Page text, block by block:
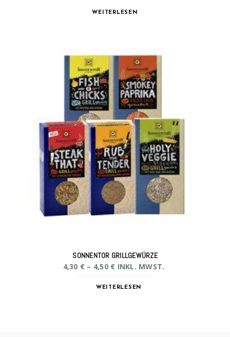
WEITERLESEN
SONNENTOR GRILLGEWÜRZE
4,30 € – 4,50 € INKL. MWST.
WEITERLESEN